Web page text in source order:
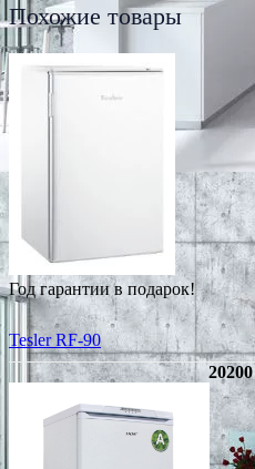
Похожие товары
Год гарантии в подарок!
Tesler RF-90
20200